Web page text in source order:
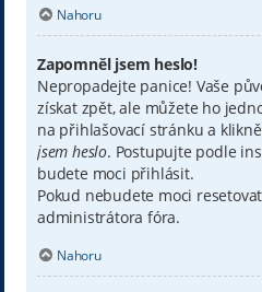
Nahoru
Zapomněl jsem heslo!
Nepropadejte panice! Vaše
získat zpět, ale můžete ho
na přihlašovací stránku a
jsem heslo. Postupujte podle
budete moci přihlásit.
Pokud nebudete moci
administrátora fóra.
Nahoru